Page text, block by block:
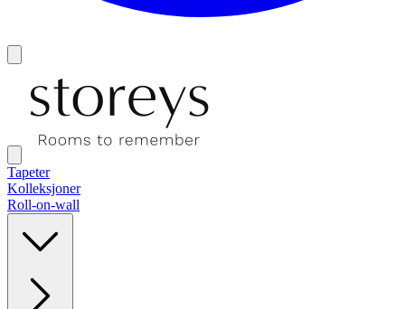
Tapeter
Kolleksjoner
Roll-on-wall